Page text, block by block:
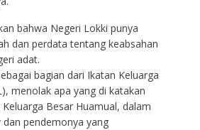
bahwa Negeri Lokki punya
dan perdata tentang keabsahan
adat.
bagian dari Ikatan Keluarga
menolak apa yang di katakan
Besar Huamual, dalam
dan pendemonya yang